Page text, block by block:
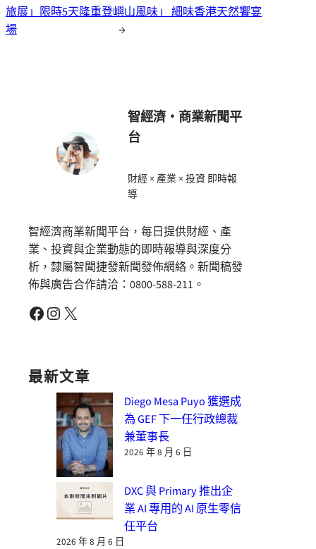
旅展」限時5天隆重登
場
嶼山風味」 細味香港天然饗宴
→
智經濟・商業新聞平
台
財經 × 產業 × 投資 即時報
導
智經濟商業新聞平台，每日提供財經、產
業、投資與企業動態的即時報導與深度分
析，隸屬智聞捷發新聞發佈網絡。新聞稿發
佈與廣告合作請洽：0800-588-211。
Facebook Instagram X
最新文章
Diego Mesa Puyo 獲選成
為 GEF 下一任行政總裁
兼董事長
2026 年 8 月 6 日
DXC 與 Primary 推出企
業 AI 專用的 AI 原生零信
任平台
2026 年 8 月 6 日